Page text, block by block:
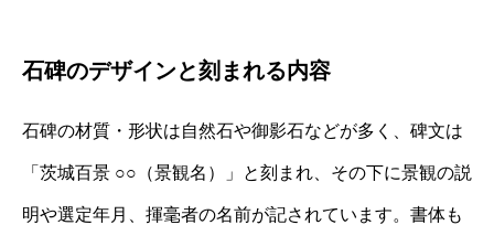
石碑のデザインと刻まれる内容
石碑の材質・形状は自然石や御影石などが多く、碑文は
「茨城百景 ○○（景観名）」と刻まれ、その下に景観の説
明や選定年月、揮毫者の名前が記されています。書体も